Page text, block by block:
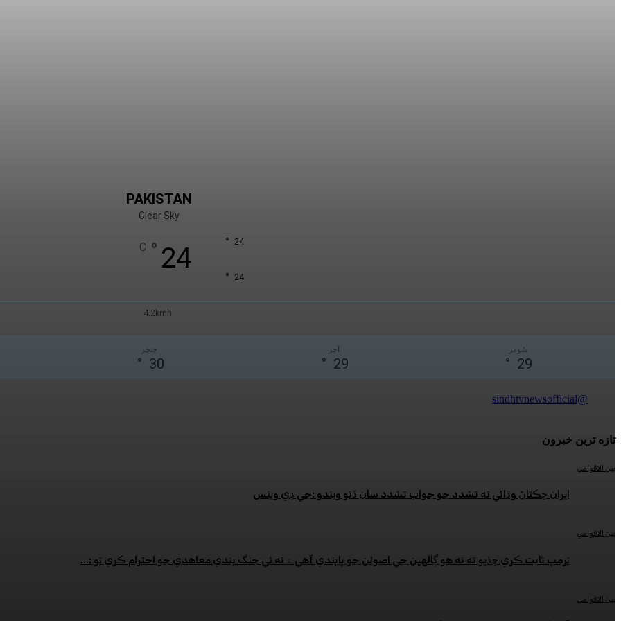
PAKISTAN
Clear Sky
24
°
C 24
°
24
°
4.2kmh
ڇنڇر
30
°
آچر
29
°
سُومر
29
°
@sindhtvnewsofficial
تازه ترين خبرون
بين الاقوامي
ايران ڇڪتاڻ وڌائي ته تشدد جو جواب تشدد سان ڏنو ويندو :جي ڊي وينس
بين الاقوامي
ٽرمپ ثابت ڪري ڇڏيو ته نه هو ڳالهين جي اصولن جو پابندي آهي ۽ نه ئي جنگ بندي معاهدي جو احترام ڪري ٿو :...
بين الاقوامي